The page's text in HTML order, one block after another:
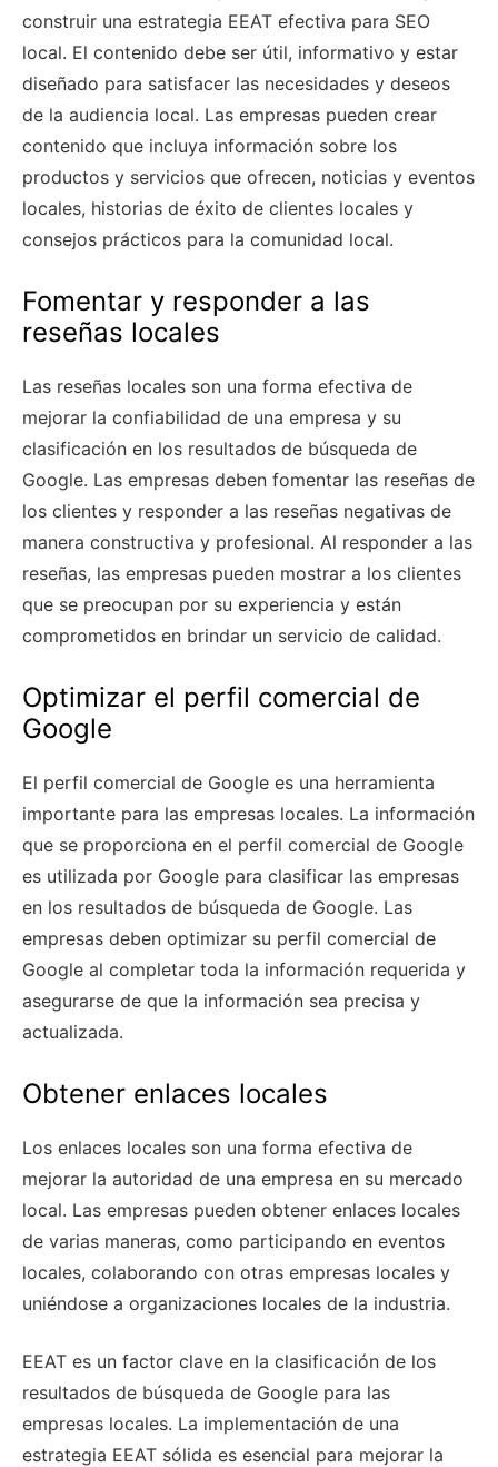
construir una estrategia EEAT efectiva para SEO
local. El contenido debe ser útil, informativo y estar
diseñado para satisfacer las necesidades y deseos
de la audiencia local. Las empresas pueden crear
contenido que incluya información sobre los
productos y servicios que ofrecen, noticias y eventos
locales, historias de éxito de clientes locales y
consejos prácticos para la comunidad local.
Fomentar y responder a las
reseñas locales
Las reseñas locales son una forma efectiva de
mejorar la confiabilidad de una empresa y su
clasificación en los resultados de búsqueda de
Google. Las empresas deben fomentar las reseñas de
los clientes y responder a las reseñas negativas de
manera constructiva y profesional. Al responder a las
reseñas, las empresas pueden mostrar a los clientes
que se preocupan por su experiencia y están
comprometidos en brindar un servicio de calidad.
Optimizar el perfil comercial de
Google
El perfil comercial de Google es una herramienta
importante para las empresas locales. La información
que se proporciona en el perfil comercial de Google
es utilizada por Google para clasificar las empresas
en los resultados de búsqueda de Google. Las
empresas deben optimizar su perfil comercial de
Google al completar toda la información requerida y
asegurarse de que la información sea precisa y
actualizada.
Obtener enlaces locales
Los enlaces locales son una forma efectiva de
mejorar la autoridad de una empresa en su mercado
local. Las empresas pueden obtener enlaces locales
de varias maneras, como participando en eventos
locales, colaborando con otras empresas locales y
uniéndose a organizaciones locales de la industria.
EEAT es un factor clave en la clasificación de los
resultados de búsqueda de Google para las
empresas locales. La implementación de una
estrategia EEAT sólida es esencial para mejorar la